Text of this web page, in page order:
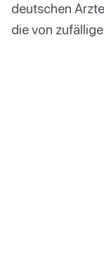
deutschen
die von